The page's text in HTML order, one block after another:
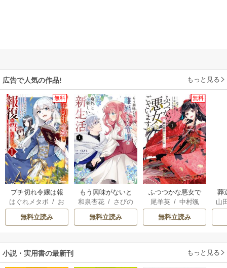
広告で人気の作品! もっと見る
無料
ブチ切れ令嬢は報
復を誓いました。
はぐれメタボ / お
おのいも /
無料立読み
もう興味がないと
離婚された令嬢の
意外と楽しい新生
活
和泉杏花 / さびの
ぶち
無料立読み
無料
ふつつかな悪女で
はございますが ～
雛宮蝶鼠とりかえ
伝～
尾羊英/ 中村颯
希
/ ゆき哉
無料立読み
葬
山
小説・実用書の最新刊 もっと見る